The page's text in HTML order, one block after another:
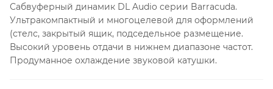
Сабвуферный динамик DL Audio серии Barracuda.
Ультракомпактный и многоцелевой для оформлений
(стелс, закрытый ящик, подседельное размещение.
Высокий уровень отдачи в нижнем диапазоне частот.
Продуманное охлаждение звуковой катушки.